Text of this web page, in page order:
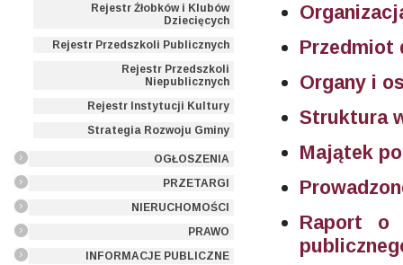
Rejestr Żłobków i Klubów
Dziecięcych
Rejestr Przedszkoli Publicznych
Rejestr Przedszkoli
Niepublicznych
Rejestr Instytucji Kultury
Strategia Rozwoju Gminy
OGŁOSZENIA
PRZETARGI
NIERUCHOMOŚCI
PRAWO
INFORMACJE PUBLICZNE
Przedmiot
Organy i
Struktura
Majątek
Raport o